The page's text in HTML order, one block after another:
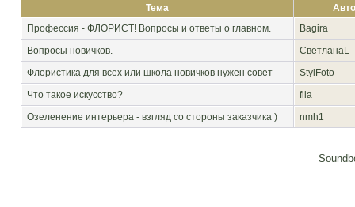
Тема
Профессия - ФЛОРИСТ! Вопросы и ответы о главном.
Bagira
Вопросы новичков.
СветланаL
Флористика для всех или школа новичков нужен совет
StylFoto
Что такое искусство?
fila
Озеленение интерьера - взгляд со стороны заказчика )
nmh1